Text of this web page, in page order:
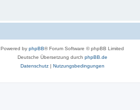
Powered by phpBB® Forum Software © phpBB Limited
Deutsche Übersetzung durch phpBB.de
Datenschutz| Nutzungsbedingungen